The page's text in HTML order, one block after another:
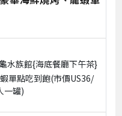
水族館{海底餐廳下午茶}
單點吃到飽(市價US36/
一罐)